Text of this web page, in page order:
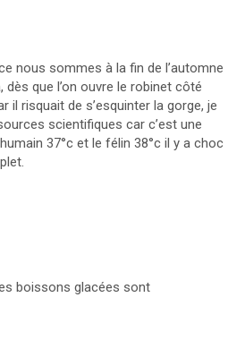
nous sommes à la fin de l’automne
que l’on ouvre le robinet côté
il risquait de s’esquinter la gorge, je
scientifiques car c’est une
37°c et le félin 38°c il y a choc
boissons glacées sont